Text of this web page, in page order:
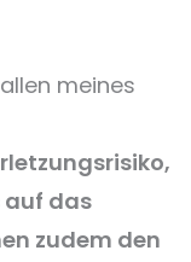
meines
auf das
zudem den